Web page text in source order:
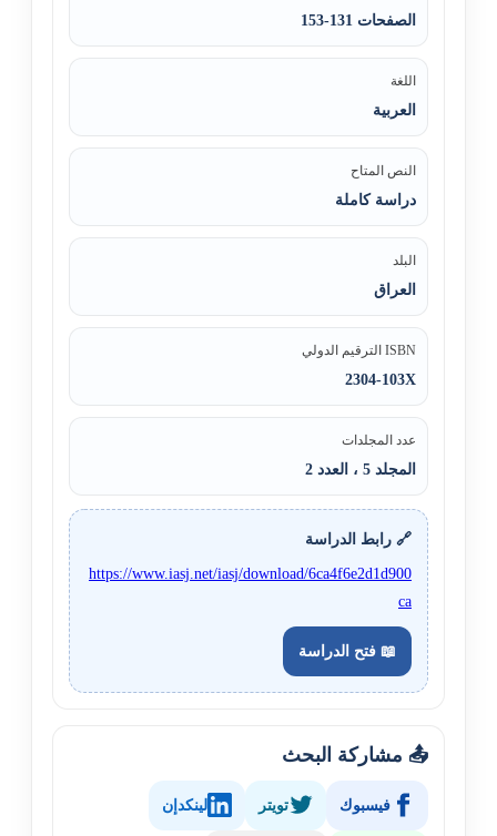
الصفحات 131-153
اللغة
العربية
النص المتاح
دراسة كاملة
البلد
العراق
ISBN الترقيم الدولي
2304-103X
عدد المجلدات
المجلد 5 ، العدد 2
🔗 رابط الدراسة
https://www.iasj.net/iasj/download/6ca4f6e2d1d900
ca
📖 فتح الدراسة
📤 مشاركة البحث
فيسبوك تويتر لينكدإن